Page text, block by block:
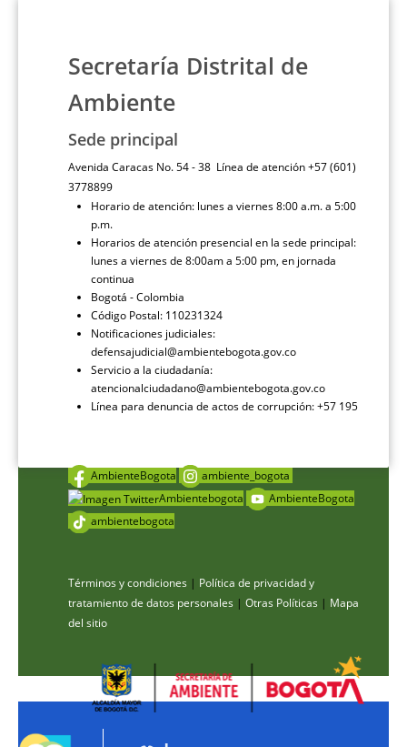
Secretaría Distrital de
Ambiente
Sede principal
Avenida Caracas No. 54 - 38 Línea de atención +57 (601)
3778899
Horario de atención: lunes a viernes 8:00 a.m. a 5:00
p.m.
Horarios de atención presencial en la sede principal:
lunes a viernes de 8:00am a 5:00 pm, en jornada
continua
Bogotá - Colombia
Código Postal: 110231324
Notificaciones judiciales:
defensajudicial@ambientebogota.gov.co
Servicio a la ciudadanía:
atencionalciudadano@ambientebogota.gov.co
Línea para denuncia de actos de corrupción: +57 195
AmbienteBogota
ambiente_bogota
Ambientebogota
AmbienteBogota
ambientebogota
Términos y condiciones | Política de privacidad y
tratamiento de datos personales | Otras Políticas | Mapa
del sitio